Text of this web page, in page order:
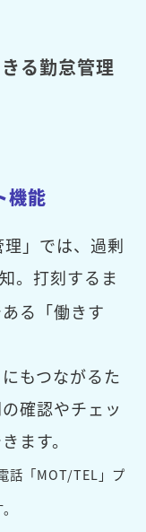
る勤怠管理
機能
」では、過剰
。打刻するま
る「働きす
もつながるた
確認やチェッ
ます。
話「MOT/TEL」プ